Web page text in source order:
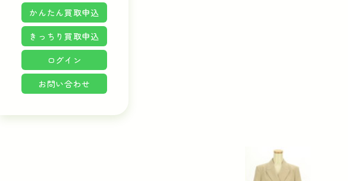
かんたん買取申込
きっちり買取申込
ログイン
お問い合わせ